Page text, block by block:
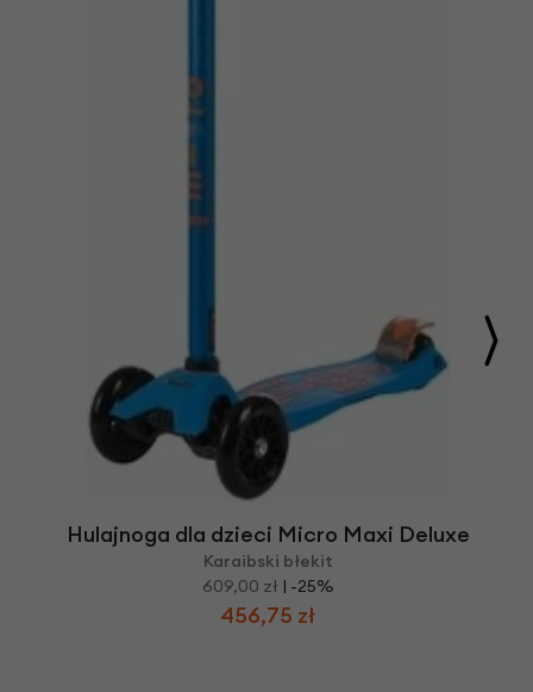
Hulajnoga dla dzieci Micro Maxi Deluxe
Karaibski błekit
609,00 zł | -25%
456,75 zł